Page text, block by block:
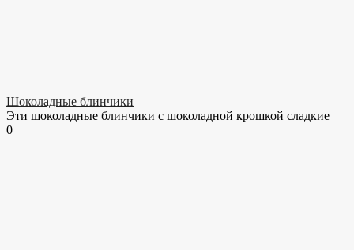
Шоколадные блинчики
Эти шоколадные блинчики с шоколадной крошкой сладкие
0